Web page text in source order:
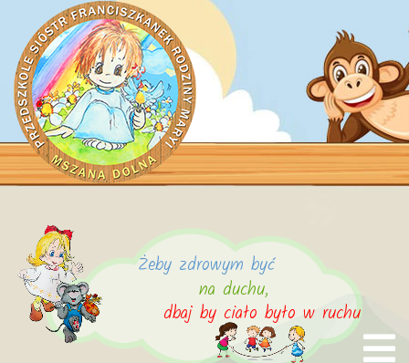
Żeby zdrowym być
na duchu,
dbaj by ciało było w ruchu